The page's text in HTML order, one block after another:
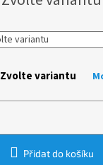
Zvolte variantu
Přidat do košíku